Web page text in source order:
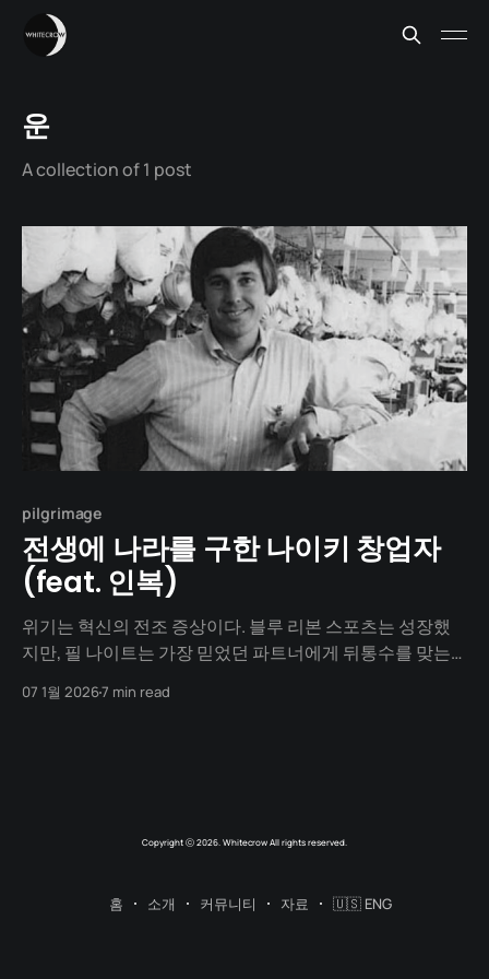
운
A collection of 1 post
pilgrimage
전생에 나라를 구한 나이키 창업자
(feat. 인복)
위기는 혁신의 전조 증상이다. 블루 리본 스포츠는 성장했
지만, 필 나이트는 가장 믿었던 파트너에게 뒤통수를 맞는
는 하루아침에 모든 것을 잃을 위기에 처했다. "폐망하게 될
07 1월 20267 min read
Copyright ⓒ 2026. Whitecrow All rights reserved.
홈 소개 커뮤니티 자료 🇺🇸 ENG